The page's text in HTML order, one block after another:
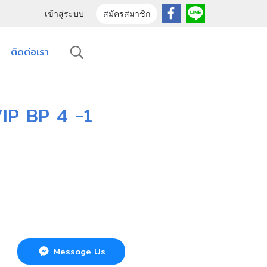
เข้าสู่ระบบ สมัครสมาชิก
ติดต่อเรา
BP 4 -1
Message Us